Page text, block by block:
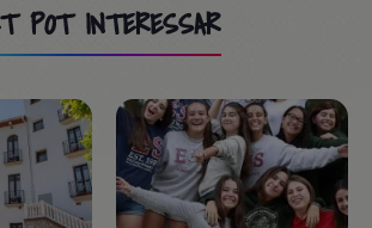
POT INTERESSAR